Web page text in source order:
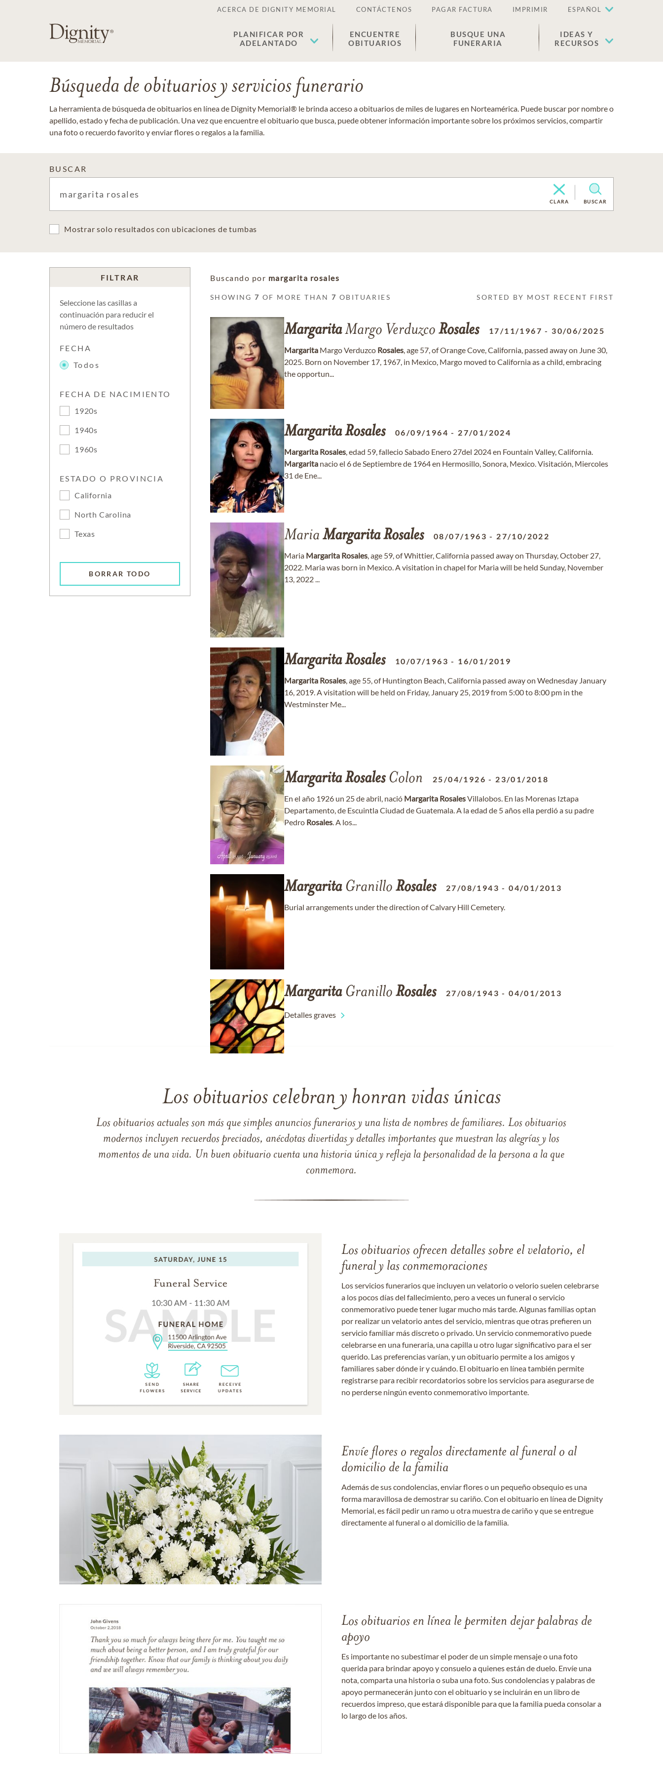
ACERCA DE DIGNITY MEMORIAL CONTÁCTENOS PAGAR FACTURA IMPRIMIR ESPAÑOL
PLANIFICAR POR
ADELANTADO
ENCUENTRE
OBITUARIOS
BUSQUE UNA
FUNERARIA
IDEAS Y
RECURSOS
Búsqueda de obituarios y servicios funerario
La herramienta de búsqueda de obituarios en línea de Dignity Memorial® le brinda acceso a obituarios de miles de lugares en Norteamérica. Puede buscar por nombre o
apellido, estado y fecha de publicación. Una vez que encuentre el obituario que busca, puede obtener información importante sobre los próximos servicios, compartir
una foto o recuerdo favorito y enviar flores o regalos a la familia.
BUSCAR
CLARA BUSCAR
Mostrar solo resultados con ubicaciones de tumbas
FILTRAR
Seleccione las casillas a
continuación para reducir el
número de resultados
FECHA
Todos
FECHA DE NACIMIENTO
1920s
1940s
1960s
ESTADO O PROVINCIA
California
North Carolina
Texas
BORRAR TODO
Buscando por margarita rosales
SHOWING7 OF MORE THAN7 OBITUARIES SORTED BY MOST RECENT FIRST
MargaritaMargo Verduzco Rosales 17/11/1967 - 30/06/2025
Margarita Margo Verduzco Rosales, age 57, of Orange Cove, California, passed away on June 30,
2025. Born on November 17, 1967, in Mexico, Margo moved to California as a child, embracing
the opportun...
MargaritaRosales 06/09/1964 - 27/01/2024
Margarita Rosales, edad 59, fallecio Sabado Enero 27del 2024 en Fountain Valley, California.
Margarita nacio el 6 de Septiembre de 1964 en Hermosillo, Sonora, Mexico. Visitación, Miercoles
31 de Ene...
Maria MargaritaRosales 08/07/1963 - 27/10/2022
Maria Margarita Rosales, age 59, of Whittier, California passed away on Thursday, October 27,
2022. Maria was born in Mexico. A visitation in chapel for Maria will be held Sunday, November
13, 2022 ...
MargaritaRosales 10/07/1963 - 16/01/2019
Margarita Rosales, age 55, of Huntington Beach, California passed away on Wednesday January
16, 2019. A visitation will be held on Friday, January 25, 2019 from 5:00 to 8:00 pm in the
Westminster Me...
MargaritaRosalesColon 25/04/1926 - 23/01/2018
En el año 1926 un 25 de abril, nació Margarita RosalesVillalobos. En las Morenas Iztapa
Departamento, de Escuintla Ciudad de Guatemala. A la edad de 5 años ella perdió a su padre
Pedro Rosales. A los...
MargaritaGranillo Rosales 27/08/1943 -04/01/2013
Burial arrangements under the direction of Calvary Hill Cemetery.
MargaritaGranillo Rosales 27/08/1943 -04/01/2013
Detalles graves
Los obituarios celebran y honran vidas únicas
Los obituarios actuales son más que simples anuncios funerarios y una lista de nombres de familiares. Los obituarios
modernos incluyen recuerdos preciados, anécdotas divertidas y detalles importantes que muestran las alegrías y los
momentos de una vida. Un buen obituario cuenta una historia única y refleja la personalidad de la persona a la que
conmemora.
Los obituarios ofrecen detalles sobre el velatorio, el
funeral y las conmemoraciones
Los servicios funerarios que incluyen un velatorio o velorio suelen celebrarse
a los pocos días del fallecimiento, pero a veces un funeral o servicio
conmemorativo puede tener lugar mucho más tarde. Algunas familias optan
por realizar un velatorio antes del servicio, mientras que otras prefieren un
servicio familiar más discreto o privado. Un servicio conmemorativo puede
celebrarse en una funeraria, una capilla u otro lugar significativo para el ser
querido. Las preferencias varían, y un obituario permite a los amigos y
familiares saber dónde ir y cuándo. El obituario en línea también permite
registrarse para recibir recordatorios sobre los servicios para asegurarse de
no perderse ningún evento conmemorativo importante.
Envíe flores o regalos directamente al funeral o al
domicilio de la familia
Además de sus condolencias, enviar flores o un pequeño obsequio es una
forma maravillosa de demostrar su cariño. Con el obituario en línea de Dignity
Memorial, es fácil pedir un ramo u otra muestra de cariño y que se entregue
directamente al funeral o al domicilio de la familia.
Los obituarios en línea le permiten dejar palabras de
apoyo
Es importante no subestimar el poder de un simple mensaje o una foto
querida para brindar apoyo y consuelo a quienes están de duelo. Envíe una
nota, comparta una historia o suba una foto. Sus condolencias y palabras de
apoyo permanecerán junto con el obituario y se incluirán en un libro de
recuerdos impreso, que estará disponible para que la familia pueda consolar a
lo largo de los años.